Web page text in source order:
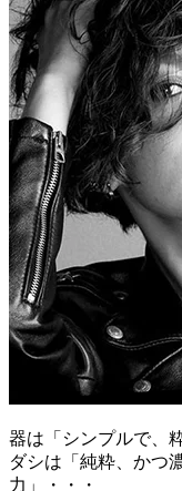
器は「シンプルで、
ダシは「純粋、かつ
力」・・・